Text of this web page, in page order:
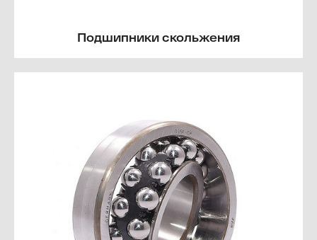
Подшипники скольжения